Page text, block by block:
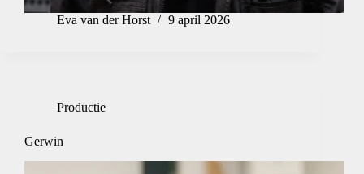
Eva van der Horst 9 april 2026
Productie
Gerwin